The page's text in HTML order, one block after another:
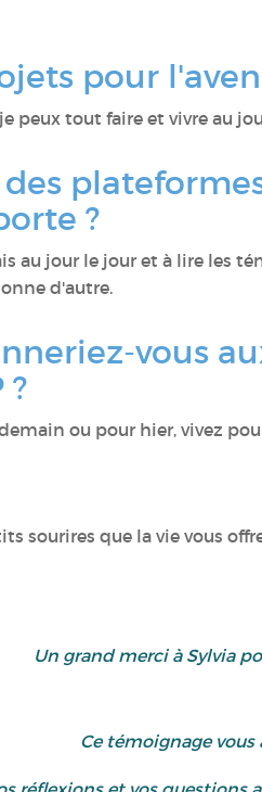
pour
peux tout faire et vivre au
?
au jour le jour et à lire les
d'autre.
vous
?
ou pour hier, vivez
sourires que la vie vous
Un grand merci à Sylvia
Ce témoignage